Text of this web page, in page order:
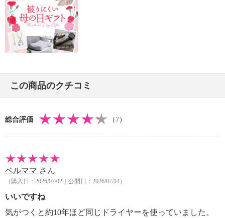
＜距離センサー部：１ヶ月に１回以上こまめに＞
・綿棒でほこりを取り除く。
＜吸込口：１ヶ月に１回以上こまめに＞
・柔らかい布でほこりを取り除く。
＜プラズマクラスターイオン発生ユニット（電極
み、上下左右に動かして、
【使用上の注意】
※詳細は取扱説明書参照
・水に浸けたり、水をかけたりしない。
管しない。
・収納時にコードを本体に巻きつけない。
・ぬれた手で電源プラグをコンセント から抜き差し
しない。
・定格１５Ａ以上、交流１００Ｖの日本国内専用コン
この商品のクチコミ
総合評価 （7）
ベルママ さん
（購入日：2026/07/02｜公開日：2026/07/14）
いいですね
気がつくと約10年ほど同じドライヤーを使っていました。